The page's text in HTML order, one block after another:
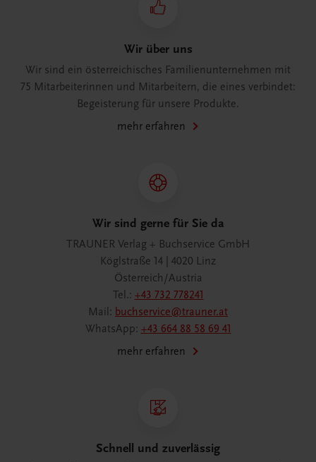
Wir über uns
Wir sind ein österreichisches Familienunternehmen mit
75 Mitarbeiterinnen und Mitarbeitern, die eines verbindet:
Begeisterung für unsere Produkte.
mehr erfahren
Wir sind gerne für Sie da
TRAUNER Verlag + Buchservice GmbH
Köglstraße 14 | 4020 Linz
Österreich/Austria
Tel.: +43 732 778241
Mail: buchservice@trauner.at
WhatsApp: +43 664 88 58 69 41
mehr erfahren
Schnell und zuverlässig